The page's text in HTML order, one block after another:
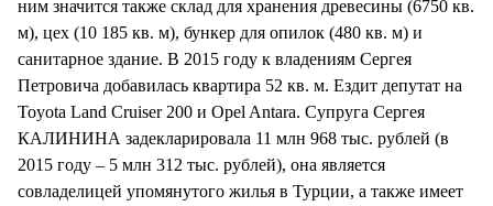
ним значится также склад для хранения древесины (6750 кв.
м), цех (10 185 кв. м), бункер для опилок (480 кв. м) и
санитарное здание. В 2015 году к владениям Сергея
Петровича добавилась квартира 52 кв. м. Ездит депутат на
Toyota Land Cruiser 200 и Opel Antara. Супруга Сергея
КАЛИНИНА задекларировала 11 млн 968 тыс. рублей (в
2015 году – 5 млн 312 тыс. рублей), она является
совладелицей упомянутого жилья в Турции, а также имеет